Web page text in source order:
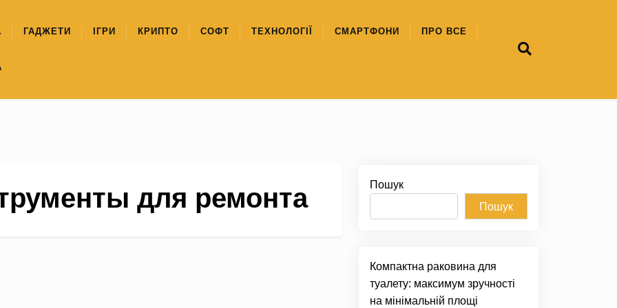
ГАДЖЕТИ ІГРИ КРИПТО СОФТ ТЕХНОЛОГІЇ СМАРТФОНИ ПРО ВСЕ
для ремонта
Пошук
Пошук
Компактна раковина для
туалету: максимум зручності
на мінімальній площі